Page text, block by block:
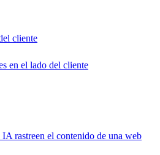
cliente
en el lado del cliente
rastreen el contenido de una web